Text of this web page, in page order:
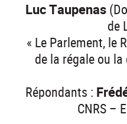
Luc Taupenas
de
« Le Parlement, le
de la régale ou
Répondants :
CNRS –